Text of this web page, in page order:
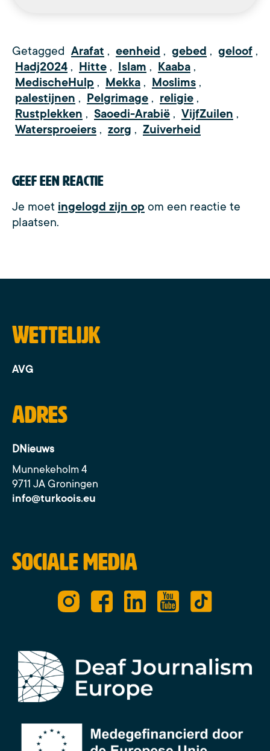
Getagged Arafat , eenheid , gebed , geloof ,
Hadj2024 , Hitte , Islam , Kaaba ,
MedischeHulp , Mekka , Moslims ,
palestijnen , Pelgrimage , religie ,
Rustplekken , Saoedi-Arabië , VijfZuilen ,
Watersproeiers , zorg , Zuiverheid
Geef een reactie
Je moet ingelogd zijn op om een reactie te
plaatsen.
Wettelijk
AVG
Adres
DNieuws
Munnekeholm 4
9711 JA Groningen
info@turkoois.eu
Sociale media